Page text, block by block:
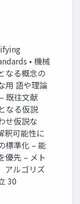
• 機械
なる概念の
用 語や理論
既往文献
なる仮説
せ仮説な
釈可能性に
標準化 – 能
優先 – メト
アルゴリズ
30